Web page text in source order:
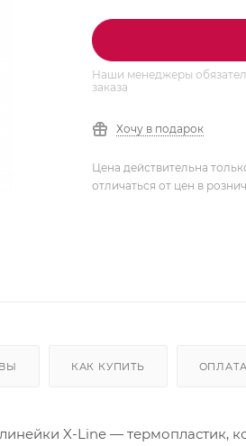
Наши менеджеры
заказа
Хочу в подарок
Цена действительна
отличаться от цен в
КАК КУПИТЬ ОПЛАТА
X-Line — термопластик,